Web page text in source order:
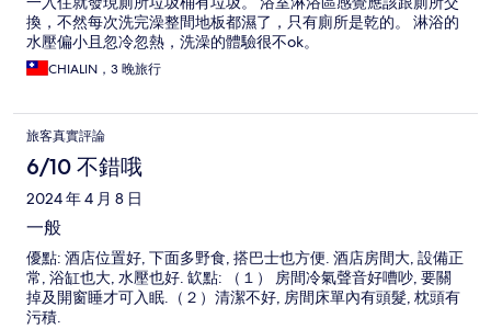
換，不然每次洗完澡整間地板都濕了，只有廁所是乾的。 淋浴的
水壓偏小且忽冷忽熱，洗澡的體驗很不ok。
CHIALIN，3 晚旅行
旅客真實評論
6/10 不錯哦
2024 年 4 月 8 日
一般
優點: 酒店位置好, 下面多野食, 搭巴士也方便. 酒店房間大, 設備正
常, 浴缸也大, 水壓也好. 缼點: （１） 房間冷氣聲音好嘈吵, 要關
掉及開窗睡才可入眠.（２）清潔不好, 房間床單內有頭髮, 枕頭有
污積.